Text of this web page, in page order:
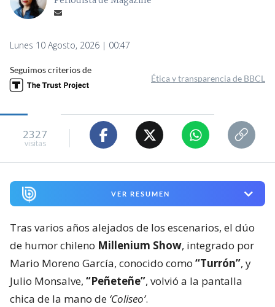
Lunes 10 Agosto, 2026 | 00:47
Seguimos criterios de
Ética y transparencia de BBCL
2327
visitas
VER RESUMEN
Tras varios años alejados de los escenarios, el dúo
de humor chileno Millenium Show, integrado por
Mario Moreno García, conocido como “Turrón”, y
Julio Monsalve, “Peñeteñe”, volvió a la pantalla
chica de la mano de ‘Coliseo’.